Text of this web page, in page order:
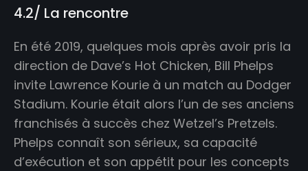
4.2/ La rencontre
En été 2019, quelques mois après avoir pris la
direction de Dave’s Hot Chicken, Bill Phelps
invite Lawrence Kourie à un match au Dodger
Stadium. Kourie était alors l’un de ses anciens
franchisés à succès chez Wetzel’s Pretzels.
Phelps connaît son sérieux, sa capacité
d’exécution et son appétit pour les concepts